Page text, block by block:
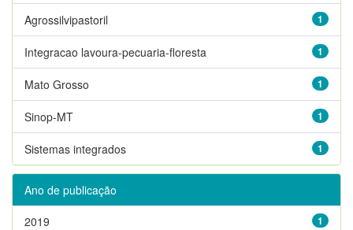
1
Agrossilvipastoril
1
Integracao lavoura-pecuaria-floresta
1
Mato Grosso
1
Sinop-MT
1
Sistemas integrados
Ano de publicação
1
2019